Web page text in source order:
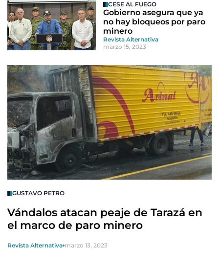
CESE AL FUEGO
Gobierno asegura que ya
no hay bloqueos por paro
minero
Revista Alternativa
marzo 15, 2023
GUSTAVO PETRO
Vándalos atacan peaje de Tarazá en
el marco de paro minero
Revista Alternativa marzo 13, 2023